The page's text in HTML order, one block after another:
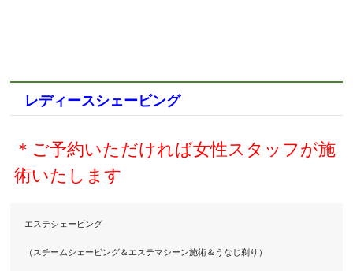
レディースシェービング
＊ご予約いただければ女性スタッフが施
術いたします
エステシェービング
（スチームシェービング＆エステマシーン施術＆うなじ剃り）